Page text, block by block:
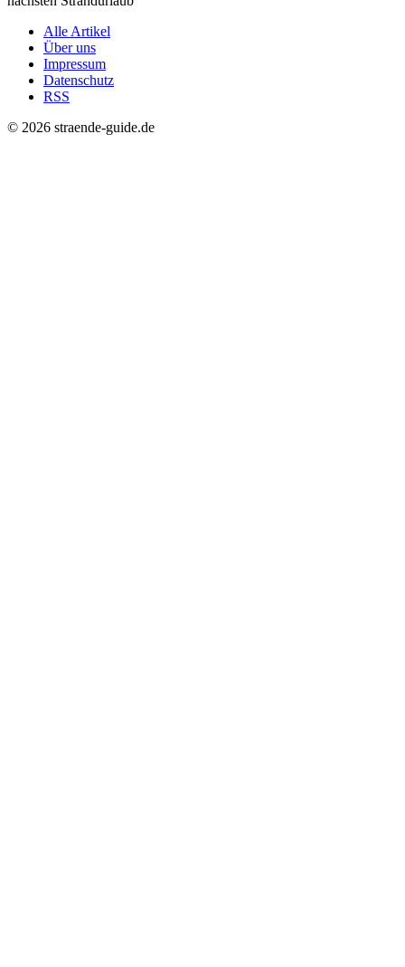
Alle Artikel
Über uns
Impressum
Datenschutz
RSS
© 2026 straende-guide.de